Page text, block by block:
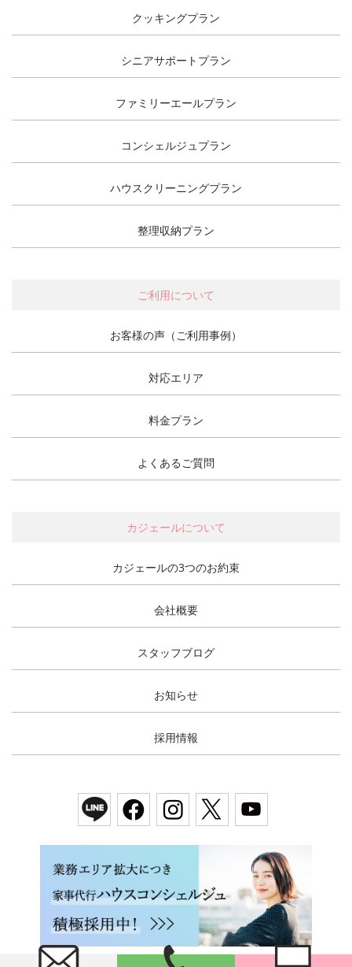
クッキングプラン
シニアサポートプラン
ファミリーエールプラン
コンシェルジュプラン
ハウスクリーニングプラン
整理収納プラン
ご利用について
お客様の声（ご利用事例）
対応エリア
料金プラン
よくあるご質問
カジェールについて
カジェールの3つのお約束
会社概要
スタッフブログ
お知らせ
採用情報